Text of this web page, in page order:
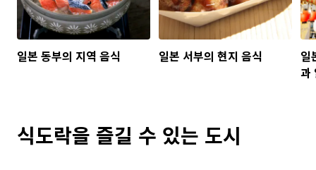
일본 동부의 지역 음식 일본 서부의 현지 음식
일
과
식도락을 즐길 수 있는 도시